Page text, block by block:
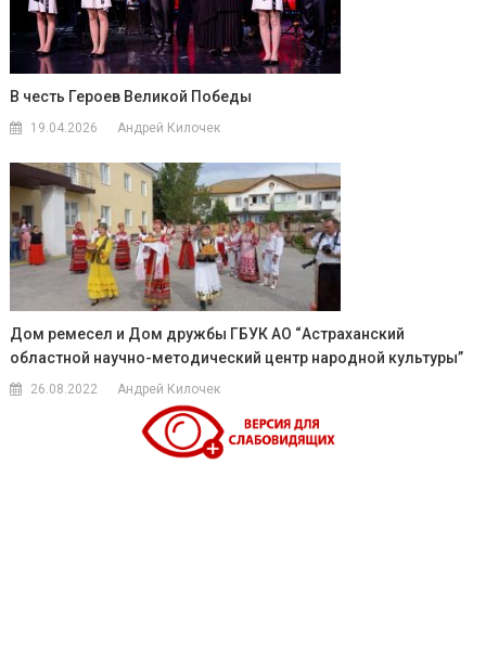
В честь Героев Великой Победы
19.04.2026 Андрей Килочек
Дом ремесел и Дом дружбы ГБУК АО “Астраханский
областной научно-методический центр народной культуры”
26.08.2022 Андрей Килочек